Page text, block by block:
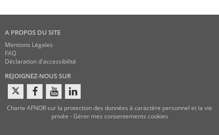
A PROPOS DU SITE
Mentions Légales
FAQ
Déclaration d'accessibilité
REJOIGNEZ-NOUS SUR
Charte AFNOR sur la protection des données à caractère personnel et la vie
privée -Gérer mes consentements cookies